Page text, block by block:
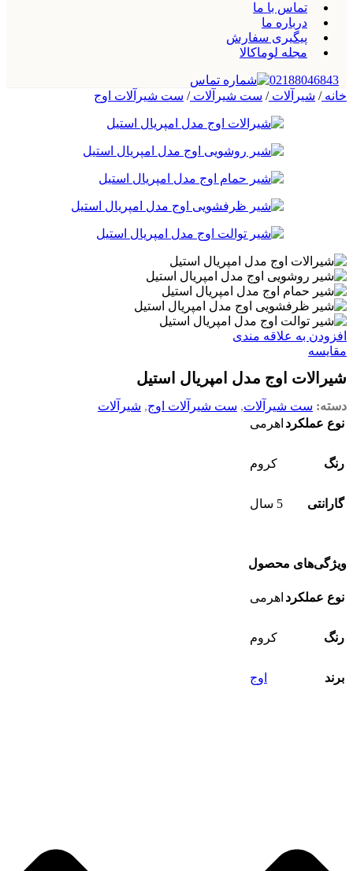
تماس با ما
درباره ما
پیگیری سفارش
مجله لوماکالا
02188046843
خانه/ شیرآلات/ ست شیرآلات/ ست شیرآلات اوج
افزودن به علاقه مندی
مقایسه
شیرالات اوج مدل امپریال استیل
دسته: ست شیرآلات, ست شیرآلات اوج, شیرآلات
نوع عملکرد اهرمی
رنگ کروم
گارانتی 5 سال
ویژگی‌های محصول
نوع عملکرد اهرمی
رنگ کروم
برند اوج